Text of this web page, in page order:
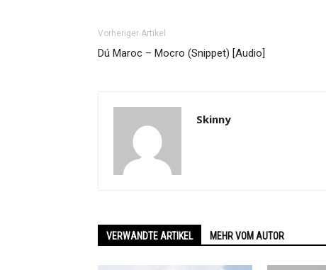
Vorheriger Artikel
Dú Maroc – Mocro (Snippet) [Audio]
Skinny
VERWANDTE ARTIKEL MEHR VOM AUTOR